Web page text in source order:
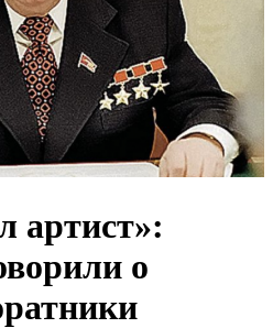
артист»:
о